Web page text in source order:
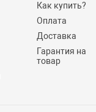
Как купить?
Оплата
Доставка
Гарантия на
товар